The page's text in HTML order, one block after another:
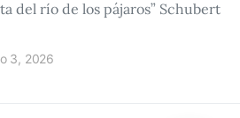
del río de los pájaros” Schubert
3, 2026